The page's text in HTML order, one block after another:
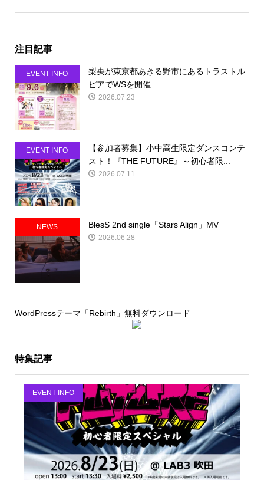
注目記事
EVENT INFO
梨央が東京都あきる野市にあるトラストル
ピアでWSを開催
2026.07.23
EVENT INFO
【参加者募集】小中高生限定ダンスコンテ
スト！『THE FUTURE』～初心者限...
2026.07.11
NEWS BlesS 2nd single「Stars Align」MV
2026.06.28
WordPressテーマ「Rebirth」無料ダウンロード
特集記事
EVENT INFO